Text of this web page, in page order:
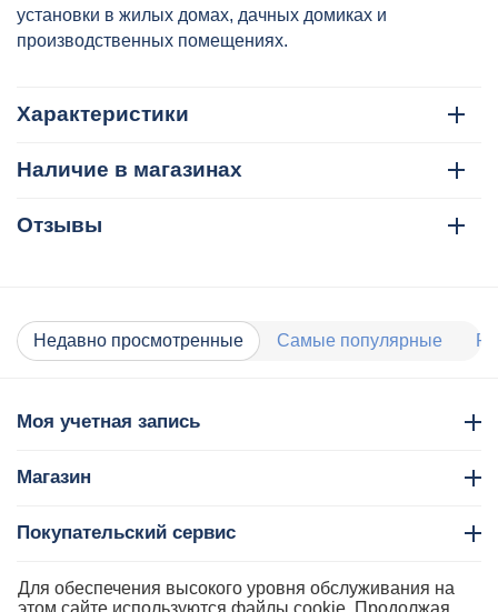
установки в жилых домах, дачных домиках и
производственных помещениях.
Характеристики
Наличие в магазинах
Отзывы
Недавно просмотренные Самые популярные
Моя учетная запись
Магазин
Покупательский сервис
Контакты
Для обеспечения высокого уровня обслуживания на